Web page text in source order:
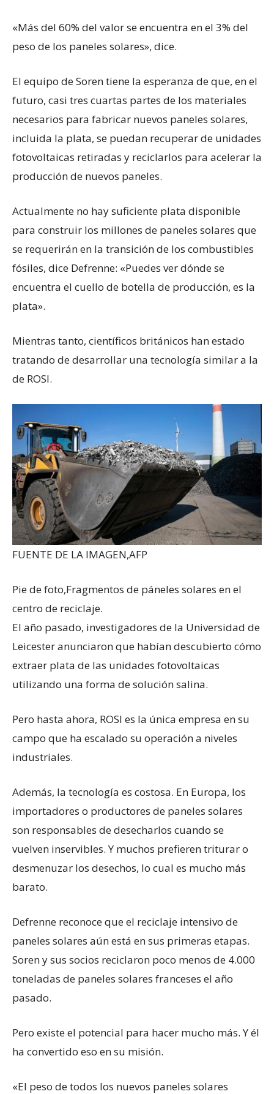
«Más del 60% del valor se encuentra en el 3% del
peso de los paneles solares», dice.
El equipo de Soren tiene la esperanza de que, en el
futuro, casi tres cuartas partes de los materiales
necesarios para fabricar nuevos paneles solares,
incluida la plata, se puedan recuperar de unidades
fotovoltaicas retiradas y reciclarlos para acelerar la
producción de nuevos paneles.
Actualmente no hay suficiente plata disponible
para construir los millones de paneles solares que
se requerirán en la transición de los combustibles
fósiles, dice Defrenne: «Puedes ver dónde se
encuentra el cuello de botella de producción, es la
plata».
Mientras tanto, científicos británicos han estado
tratando de desarrollar una tecnología similar a la
de ROSI.
FUENTE DE LA IMAGEN,AFP
Pie de foto,Fragmentos de páneles solares en el
centro de reciclaje.
El año pasado, investigadores de la Universidad de
Leicester anunciaron que habían descubierto cómo
extraer plata de las unidades fotovoltaicas
utilizando una forma de solución salina.
Pero hasta ahora, ROSI es la única empresa en su
campo que ha escalado su operación a niveles
industriales.
Además, la tecnología es costosa. En Europa, los
importadores o productores de paneles solares
son responsables de desecharlos cuando se
vuelven inservibles. Y muchos prefieren triturar o
desmenuzar los desechos, lo cual es mucho más
barato.
Defrenne reconoce que el reciclaje intensivo de
paneles solares aún está en sus primeras etapas.
Soren y sus socios reciclaron poco menos de 4.000
toneladas de paneles solares franceses el año
pasado.
Pero existe el potencial para hacer mucho más. Y él
ha convertido eso en su misión.
«El peso de todos los nuevos paneles solares